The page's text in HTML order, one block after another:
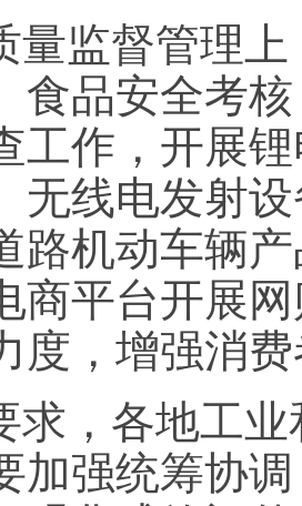
量监督管理
食品安全考
工作，开展
无线电发射
路机动车辆
商平台开展
度，增强消
求，各地工
加强统筹协